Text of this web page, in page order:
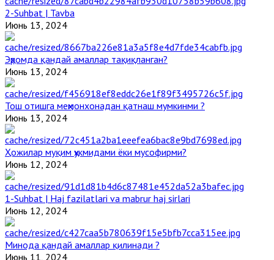
2-Suhbat | Tavba
Июнь 13, 2024
Эҳромда қандай амаллар тақиқланган?
Июнь 13, 2024
Тош отишга меҳмонхонадан қатнаш мумкинми ?
Июнь 13, 2024
Ҳожилар муқим ҳукмидами ёки мусофирми?
Июнь 12, 2024
1-Suhbat | Haj fazilatlari va mabrur haj sirlari
Июнь 12, 2024
Минода қандай амаллар қилинади ?
Июнь 11, 2024